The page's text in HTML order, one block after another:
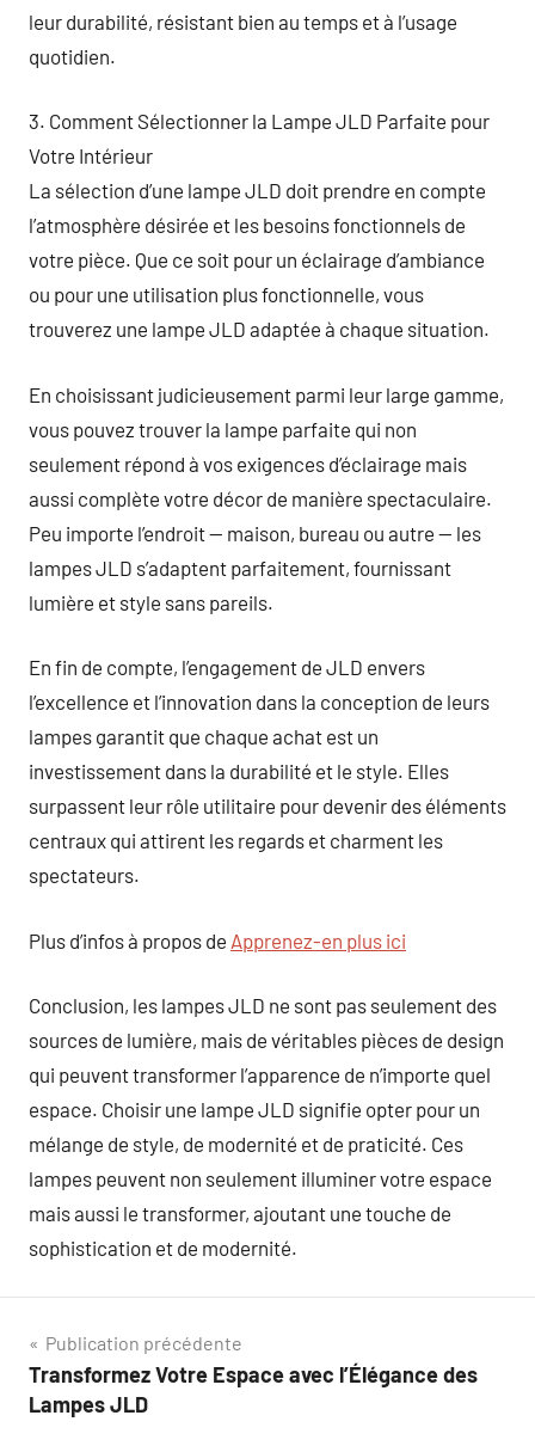
leur durabilité, résistant bien au temps et à l’usage
quotidien.
3. Comment Sélectionner la Lampe JLD Parfaite pour
Votre Intérieur
La sélection d’une lampe JLD doit prendre en compte
l’atmosphère désirée et les besoins fonctionnels de
votre pièce. Que ce soit pour un éclairage d’ambiance
ou pour une utilisation plus fonctionnelle, vous
trouverez une lampe JLD adaptée à chaque situation.
En choisissant judicieusement parmi leur large gamme,
vous pouvez trouver la lampe parfaite qui non
seulement répond à vos exigences d’éclairage mais
aussi complète votre décor de manière spectaculaire.
Peu importe l’endroit — maison, bureau ou autre — les
lampes JLD s’adaptent parfaitement, fournissant
lumière et style sans pareils.
En fin de compte, l’engagement de JLD envers
l’excellence et l’innovation dans la conception de leurs
lampes garantit que chaque achat est un
investissement dans la durabilité et le style. Elles
surpassent leur rôle utilitaire pour devenir des éléments
centraux qui attirent les regards et charment les
spectateurs.
Plus d’infos à propos de Apprenez-en plus ici
Conclusion, les lampes JLD ne sont pas seulement des
sources de lumière, mais de véritables pièces de design
qui peuvent transformer l’apparence de n’importe quel
espace. Choisir une lampe JLD signifie opter pour un
mélange de style, de modernité et de praticité. Ces
lampes peuvent non seulement illuminer votre espace
mais aussi le transformer, ajoutant une touche de
sophistication et de modernité.
Navigation
de
Publication précédente
Transformez Votre Espace avec l’Élégance des
Lampes JLD